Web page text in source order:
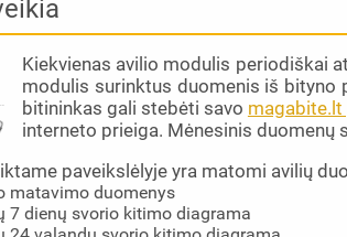
Kiekvienas avilio modulis periodiškai
modulis surinktus duomenis iš bityno
bitininkas gali stebėti savo
interneto prieiga. Mėnesinis duomenų
paveikslėlyje yra matomi avilių
matavimo duomenys
7 dienų svorio kitimo diagrama